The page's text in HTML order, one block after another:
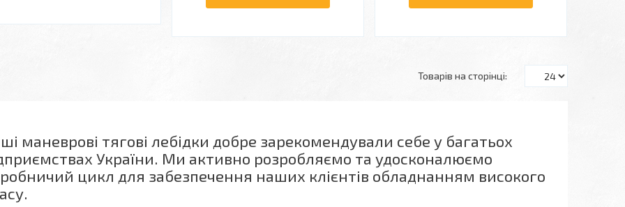
маневрові тягові лебідки добре зарекомендували себе у багатьох
України. Ми активно розробляємо та удосконалюємо
цикл для забезпечення наших клієнтів обладнанням високого